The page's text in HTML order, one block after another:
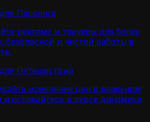
Парсинга
рекламу и трекеры для более
безопасной и чистой работы в
Путешествий
изменения цен в реальном
и оставайтесь в курсе динамики